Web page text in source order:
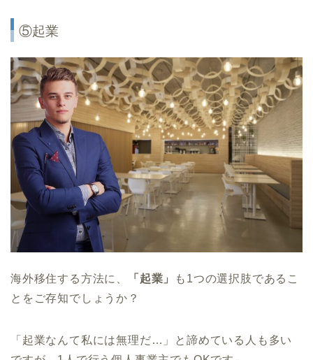
⑤起業
海外移住する方法に、 「起業」
も1つの選択肢であるこ
とをご存知でしょうか？
「起業なんて私には無理だ…」と諦めている人も多い